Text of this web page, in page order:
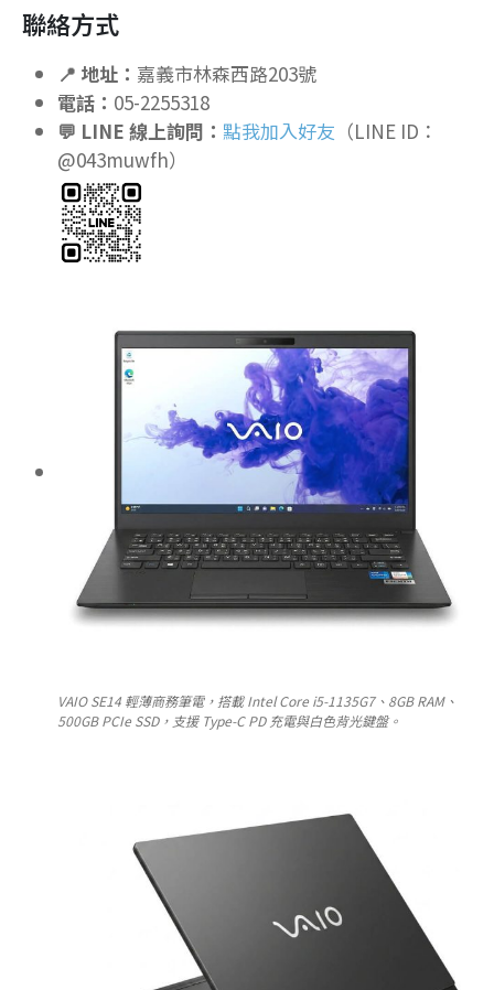
聯絡方式
📍 地址： 嘉義市林森西路203號
電話： 05-2255318
💬 LINE 線上詢問： 點我加入好友 （LINE ID：
@043muwfh）
VAIO SE14 輕薄商務筆電，搭載 Intel Core i5-1135G7、8GB RAM、
500GB PCIe SSD，支援 Type-C PD 充電與白色背光鍵盤。